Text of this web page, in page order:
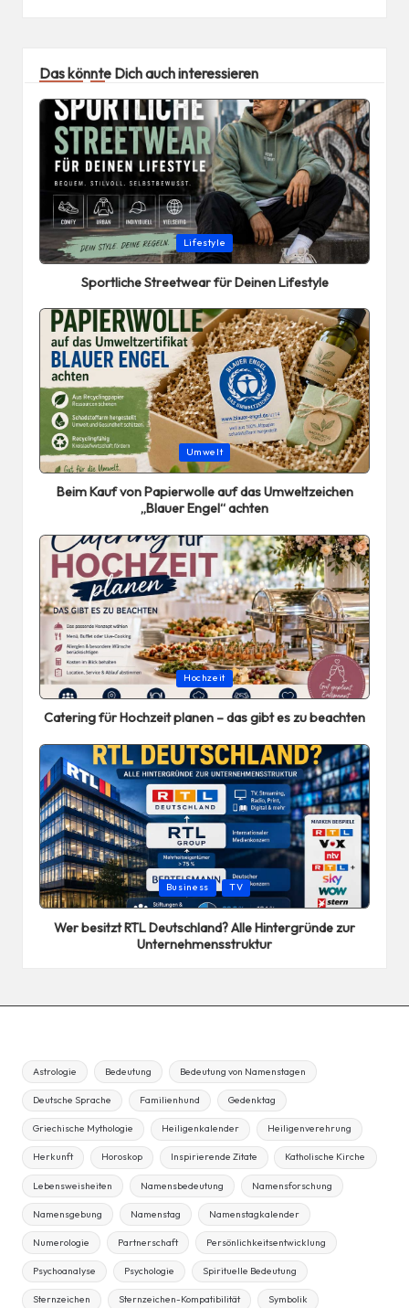
Das könnte Dich auch interessieren
Posted
in
Lifestyle
Sportliche Streetwear für Deinen Lifestyle
Posted
in
Umwelt
Beim Kauf von Papierwolle auf das Umweltzeichen
„Blauer Engel“ achten
Posted
in
Hochzeit
Catering für Hochzeit planen – das gibt es zu beachten
Posted
in
Business TV
Wer besitzt RTL Deutschland? Alle Hintergründe zur
Unternehmensstruktur
Astrologie Bedeutung Bedeutung von Namenstagen
Deutsche Sprache Familienhund Gedenktag
Griechische Mythologie Heiligenkalender Heiligenverehrung
Herkunft Horoskop Inspirierende Zitate Katholische Kirche
Lebensweisheiten Namensbedeutung Namensforschung
Namensgebung Namenstag Namenstagkalender
Numerologie Partnerschaft Persönlichkeitsentwicklung
Psychoanalyse Psychologie Spirituelle Bedeutung
Sternzeichen Sternzeichen-Kompatibilität Symbolik